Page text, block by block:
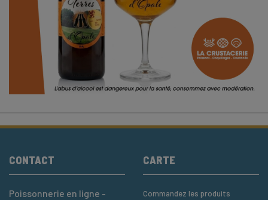
CONTACT
Poissonnerie en ligne -
CARTE
Commandez les produits